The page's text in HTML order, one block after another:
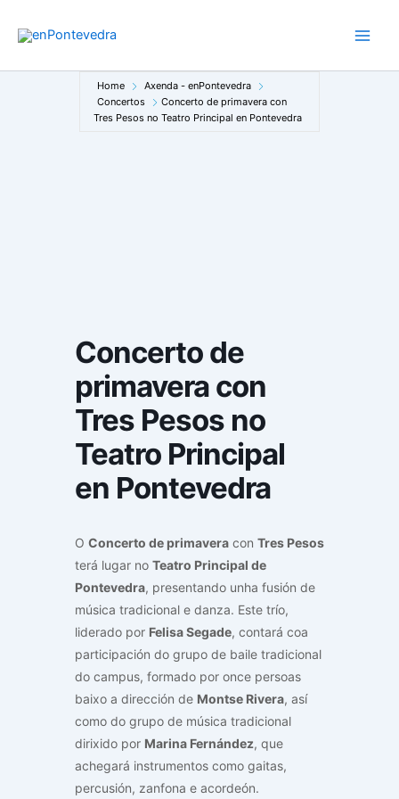
Home
Axenda - enPontevedra
Concertos
Concerto de primavera con
Tres Pesos no Teatro Principal en Pontevedra
Concerto de
primavera con
Tres Pesos no
Teatro Principal
en Pontevedra
O Concerto de primavera con Tres Pesos
terá lugar no Teatro Principal de
Pontevedra, presentando unha fusión de
música tradicional e danza. Este trío,
liderado por Felisa Segade, contará coa
participación do grupo de baile tradicional
do campus, formado por once persoas
baixo a dirección de Montse Rivera, así
como do grupo de música tradicional
dirixido por Marina Fernández, que
achegará instrumentos como gaitas,
percusión, zanfona e acordeón.